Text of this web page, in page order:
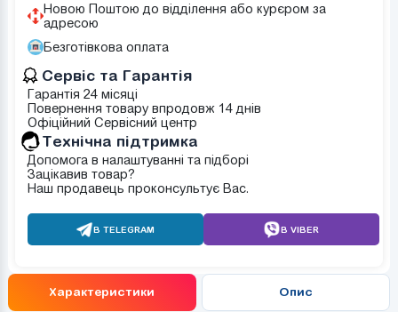
Новою Поштою до відділення або курєром за
адресою
Безготівкова оплата
Сервіс та Гарантія
Гарантія 24 місяці
Повернення товару впродовж 14 днів
Офіційний Сервісний центр
Tехнічна підтримка
Допомога в налаштуванні та підборі
Зацікавив товар?
Наш продавець проконсультує Вас.
В TELEGRAM В VIBER
Характеристики Опис